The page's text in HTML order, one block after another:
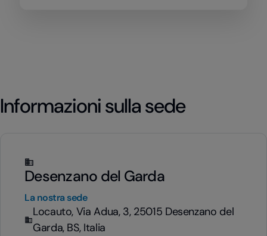
Informazioni sulla sede
Desenzano del Garda
La nostra sede
Locauto, Via Adua, 3, 25015 Desenzano del
Garda, BS, Italia